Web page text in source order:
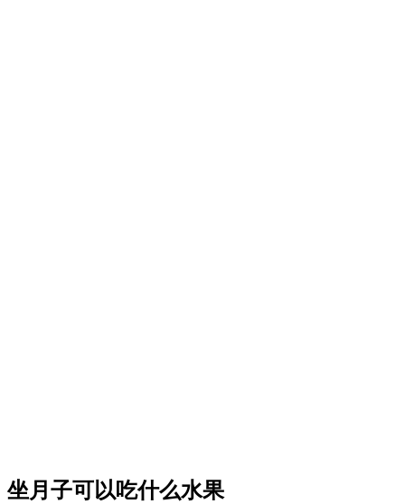
坐月子可以吃什么水果